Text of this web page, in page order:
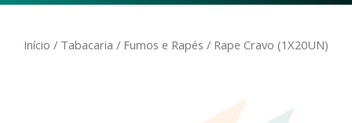
Início / Tabacaria / Fumos e Rapés / Rape Cravo (1X20UN)